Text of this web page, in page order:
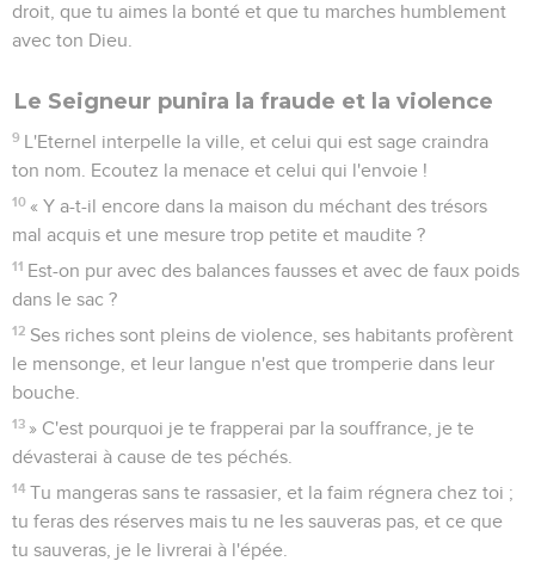
droit, que tu aimes la bonté et que tu marches humblement
avec ton Dieu.
Le Seigneur punira la fraude et la violence
9 L'Eternel interpelle la ville, et celui qui est sage craindra
ton nom. Ecoutez la menace et celui qui l'envoie !
10 « Y a-t-il encore dans la maison du méchant des trésors
mal acquis et une mesure trop petite et maudite ?
11 Est-on pur avec des balances fausses et avec de faux poids
dans le sac ?
12 Ses riches sont pleins de violence, ses habitants profèrent
le mensonge, et leur langue n'est que tromperie dans leur
bouche.
13 » C'est pourquoi je te frapperai par la souffrance, je te
dévasterai à cause de tes péchés.
14 Tu mangeras sans te rassasier, et la faim régnera chez toi ;
tu feras des réserves mais tu ne les sauveras pas, et ce que
tu sauveras, je le livrerai à l'épée.